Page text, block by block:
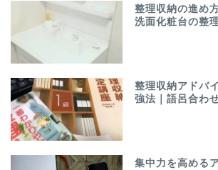
整理収納の進め
洗面化粧台の整
整理収納アドバ
強法｜語呂合わ
集中力を高める